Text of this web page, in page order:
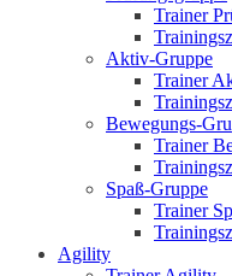
Trainer
Aktiv-Gruppe
Trainer
Bewegungs-
Trainer
Spaß-Gruppe
Trainer
Agility